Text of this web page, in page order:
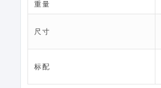
重量
尺寸
标配